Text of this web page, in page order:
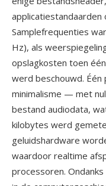
Samplefrequenties
Hz), als
opslagkosten toen
werd beschouwd.
minimalisme — met
bestand audiodata,
kilobytes werd
geluidshardware
waardoor realtime
processoren.